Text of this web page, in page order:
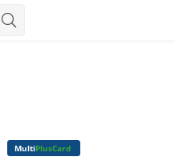
MultiPlusCard